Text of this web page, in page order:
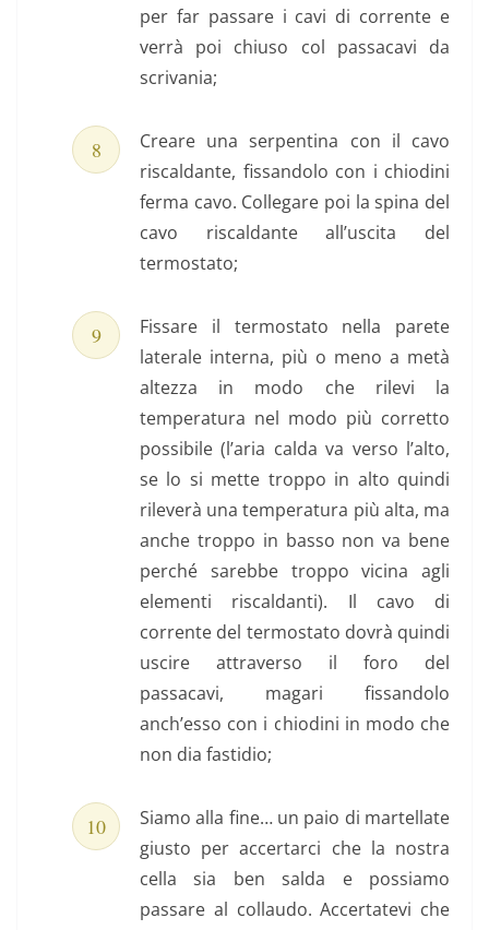
per far passare i cavi di corrente e
verrà poi chiuso col passacavi da
scrivania;
Creare una serpentina con il cavo
riscaldante, fissandolo con i chiodini
ferma cavo. Collegare poi la spina del
cavo riscaldante all’uscita del
termostato;
Fissare il termostato nella parete
laterale interna, più o meno a metà
altezza in modo che rilevi la
temperatura nel modo più corretto
possibile (l’aria calda va verso l’alto,
se lo si mette troppo in alto quindi
rileverà una temperatura più alta, ma
anche troppo in basso non va bene
perché sarebbe troppo vicina agli
elementi riscaldanti). Il cavo di
corrente del termostato dovrà quindi
uscire attraverso il foro del
passacavi, magari fissandolo
anch’esso con i chiodini in modo che
non dia fastidio;
Siamo alla fine… un paio di martellate
giusto per accertarci che la nostra
cella sia ben salda e possiamo
passare al collaudo. Accertatevi che